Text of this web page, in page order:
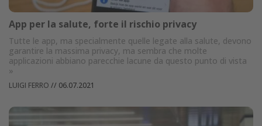
App per la salute, forte il rischio privacy
Tutte le app, ma specialmente quelle legate alla salute, devono
garantire la massima privacy, ma sembra che molte
applicazioni abbiano parecchie lacune da questo punto di vista
»
LUIGI FERRO // 06.07.2021